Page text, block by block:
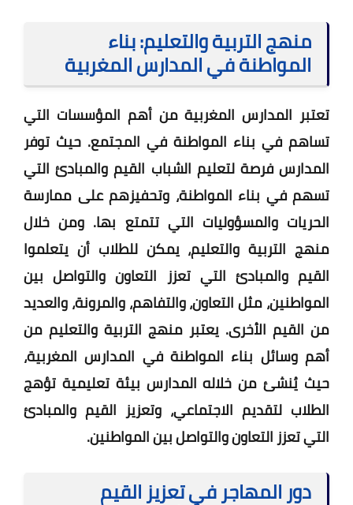
منهج التربية والتعليم: بناء
المواطنة في المدارس المغربية
تعتبر المدارس المغربية من أهم المؤسسات التي
تساهم في بناء المواطنة في المجتمع. حيث توفر
المدارس فرصة لتعليم الشباب القيم والمبادئ التي
تسهم في بناء المواطنة، وتحفيزهم على ممارسة
الحريات والمسؤوليات التي تتمتع بها. ومن خلال
منهج التربية والتعليم، يمكن للطلاب أن يتعلموا
القيم والمبادئ التي تعزز التعاون والتواصل بين
المواطنين، مثل التعاون، والتفاهم، والمرونة، والعديد
من القيم الأخرى. يعتبر منهج التربية والتعليم من
أهم وسائل بناء المواطنة في المدارس المغربية،
حيث يُنشئ من خلاله المدارس بيئة تعليمية تؤهج
الطلاب لتقديم الاجتماعي، وتعزيز القيم والمبادئ
التي تعزز التعاون والتواصل بين المواطنين.
دور المهاجر في تعزيز القيم